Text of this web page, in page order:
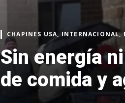
CHAPINES USA,
Sin energía
de comida y